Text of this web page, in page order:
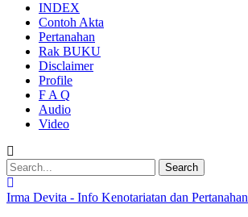
INDEX
Contoh Akta
Pertanahan
Rak BUKU
Disclaimer
Profile
F A Q
Audio
Video
Irma Devita - Info Kenotariatan dan Pertanahan